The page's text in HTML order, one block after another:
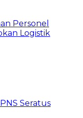
Personel
Logistik
Seratus